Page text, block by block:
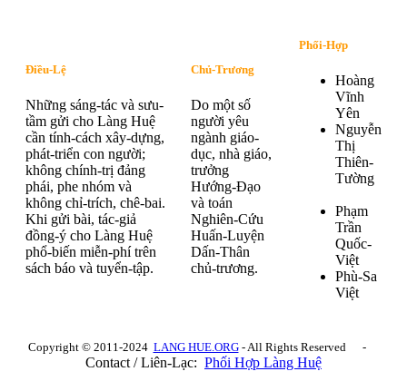
Điều-Lệ
Những sáng-tác và sưu-
tầm gửi cho Làng Huệ
cần tính-cách xây-dựng,
phát-triển con người;
không chính-trị đảng
phái, phe nhóm và
không chỉ-trích, chê-bai.
Khi gửi bài, tác-giả
đồng-ý cho Làng Huệ
phổ-biến miễn-phí trên
sách báo và tuyển-tập.
Chủ-Trương
Do một số
người yêu
ngành giáo-
dục, nhà giáo,
trưởng
Hướng-Đạo
và toán
Nghiên-Cứu
Huấn-Luyện
Dấn-Thân
chủ-trương.
Phối-Hợp
Hoàng
Vĩnh
Yên
Nguyễn
Thị
Thiên-
Tường
Phạm
Trần
Quốc-
Việt
Phù-Sa
Việt
Copyright © 2011-2024 LANG HUE.ORG- All Rights Reserved -
Contact / Liên-Lạc: Phối Hợp Làng Huệ